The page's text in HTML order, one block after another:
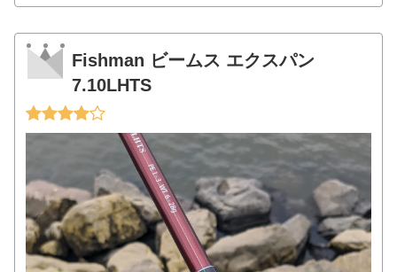
Fishman ビームス エクスパン
7.10LHTS